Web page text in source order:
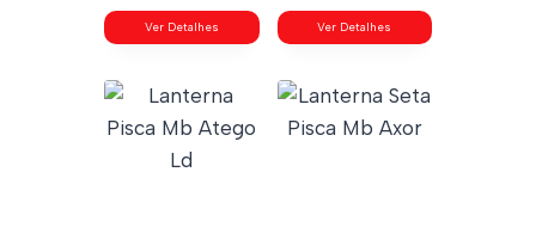
Ver Detalhes Ver Detalhes